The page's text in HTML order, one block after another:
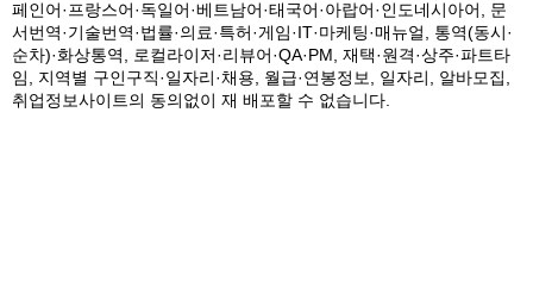
페인어·프랑스어·독일어·베트남어·태국어·아랍어·인도네시아어, 문
서번역·기술번역·법률·의료·특허·게임·IT·마케팅·매뉴얼, 통역(동시·
순차)·화상통역, 로컬라이저·리뷰어·QA·PM, 재택·원격·상주·파트타
임, 지역별 구인구직·일자리·채용, 월급·연봉정보, 일자리, 알바모집,
취업정보사이트의 동의없이 재 배포할 수 없습니다.